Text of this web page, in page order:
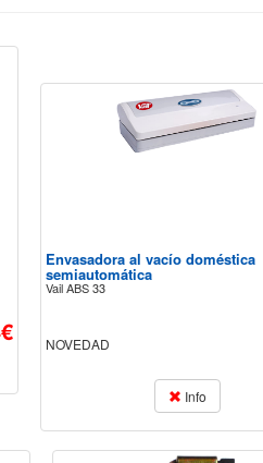
Envasadora al vacío doméstica
semiautomática
Vail ABS 33
NOVEDAD
Info